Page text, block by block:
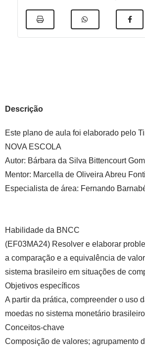
Descrição
Este plano de aula foi elaborado pelo
NOVA ESCOLA
Autor: Bárbara da Silva Bittencourt
Mentor: Marcella de Oliveira Abreu
Especialista de área: Fernando
Habilidade da BNCC
(EF03MA24) Resolver e elaborar
a comparação e a equivalência de
sistema brasileiro em situações de
Objetivos específicos
A partir da prática, compreender o uso
moedas no sistema monetário
Conceitos-chave
Composição de valores; agrupamento